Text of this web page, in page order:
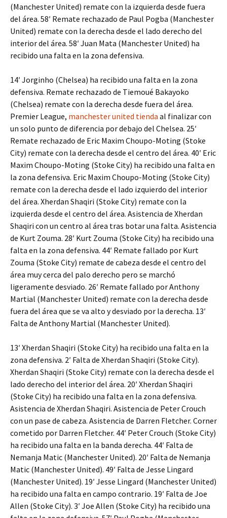
(Manchester United) remate con la izquierda desde fuera
del área. 58′ Remate rechazado de Paul Pogba (Manchester
United) remate con la derecha desde el lado derecho del
interior del área. 58′ Juan Mata (Manchester United) ha
recibido una falta en la zona defensiva.
14′ Jorginho (Chelsea) ha recibido una falta en la zona
defensiva. Remate rechazado de Tiemoué Bakayoko
(Chelsea) remate con la derecha desde fuera del área.
Premier League, manchester united tienda al finalizar con
un solo punto de diferencia por debajo del Chelsea. 25′
Remate rechazado de Eric Maxim Choupo-Moting (Stoke
City) remate con la derecha desde el centro del área. 40′ Eric
Maxim Choupo-Moting (Stoke City) ha recibido una falta en
la zona defensiva. Eric Maxim Choupo-Moting (Stoke City)
remate con la derecha desde el lado izquierdo del interior
del área. Xherdan Shaqiri (Stoke City) remate con la
izquierda desde el centro del área. Asistencia de Xherdan
Shaqiri con un centro al área tras botar una falta. Asistencia
de Kurt Zouma. 28′ Kurt Zouma (Stoke City) ha recibido una
falta en la zona defensiva. 44′ Remate fallado por Kurt
Zouma (Stoke City) remate de cabeza desde el centro del
área muy cerca del palo derecho pero se marchó
ligeramente desviado. 26′ Remate fallado por Anthony
Martial (Manchester United) remate con la derecha desde
fuera del área que se va alto y desviado por la derecha. 13′
Falta de Anthony Martial (Manchester United).
13′ Xherdan Shaqiri (Stoke City) ha recibido una falta en la
zona defensiva. 2′ Falta de Xherdan Shaqiri (Stoke City).
Xherdan Shaqiri (Stoke City) remate con la derecha desde el
lado derecho del interior del área. 20′ Xherdan Shaqiri
(Stoke City) ha recibido una falta en la zona defensiva.
Asistencia de Xherdan Shaqiri. Asistencia de Peter Crouch
con un pase de cabeza. Asistencia de Darren Fletcher. Corner
cometido por Darren Fletcher. 44′ Peter Crouch (Stoke City)
ha recibido una falta en la banda derecha. 44′ Falta de
Nemanja Matic (Manchester United). 20′ Falta de Nemanja
Matic (Manchester United). 49′ Falta de Jesse Lingard
(Manchester United). 19′ Jesse Lingard (Manchester United)
ha recibido una falta en campo contrario. 19′ Falta de Joe
Allen (Stoke City). 3′ Joe Allen (Stoke City) ha recibido una